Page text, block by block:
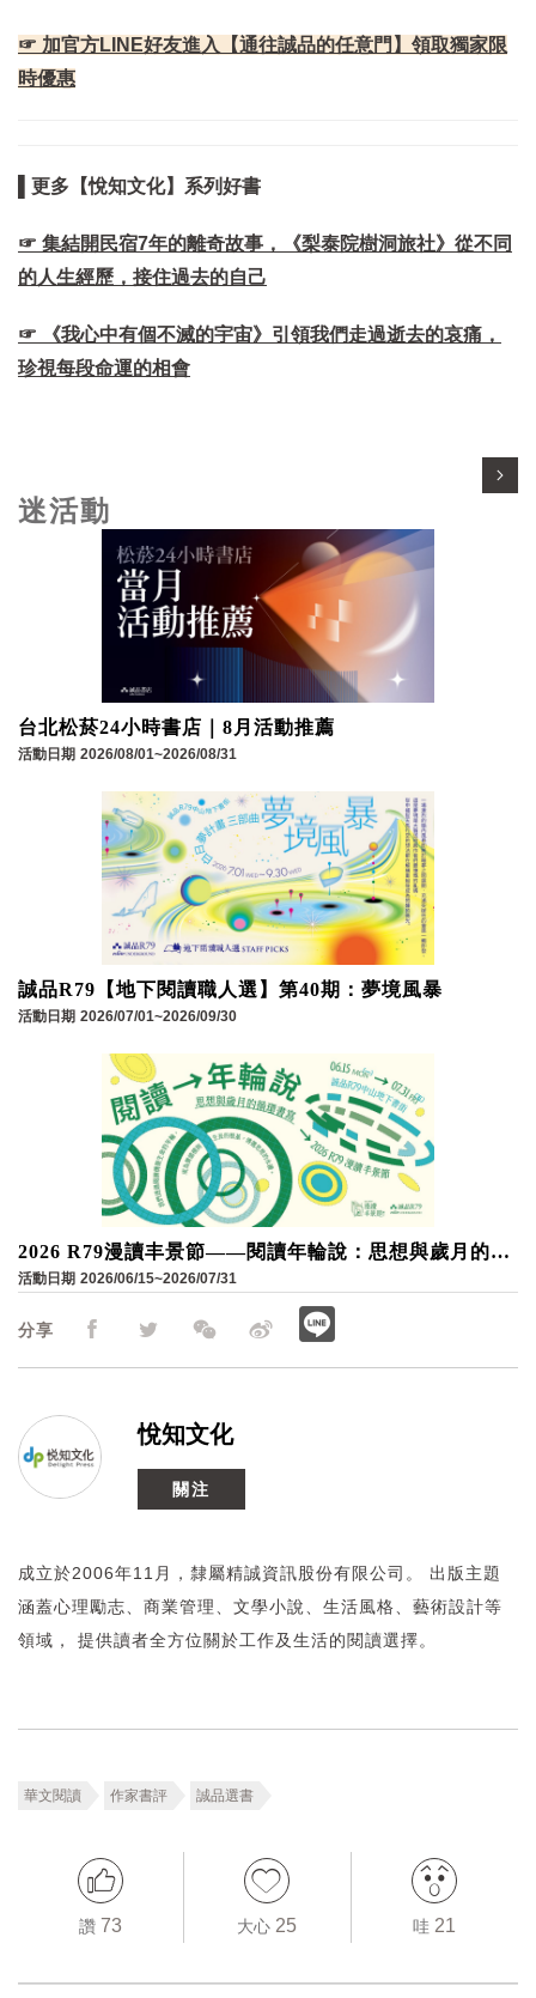
☞ 加官方LINE好友進入【通往誠品的任意門】領取獨家限
時優惠
▌更多【悅知文化】系列好書
☞ 集結開民宿7年的離奇故事，《梨泰院樹洞旅社》從不同
的人生經歷，接住過去的自己
☞ 《我心中有個不滅的宇宙》引領我們走過逝去的哀痛，
珍視每段命運的相會
分享
悅知文化
關注
成立於2006年11月，隸屬精誠資訊股份有限公司。 出版主題
涵蓋心理勵志、商業管理、文學小說、生活風格、藝術設計等
領域， 提供讀者全方位關於工作及生活的閱讀選擇。
華文閱讀 作家書評 誠品選書
讚73 大心 25 哇 21
迷活動
台北松菸24小時書店｜8月活動推薦
活動日期 2026/08/01~2026/08/31
誠品R79【地下閱讀職人選】第40期：夢境風暴
活動日期 2026/07/01~2026/09/30
2026 R79漫讀丰景節——閱讀年輪說：思想與歲月的循
環書寫
活動日期 2026/06/15~2026/07/31